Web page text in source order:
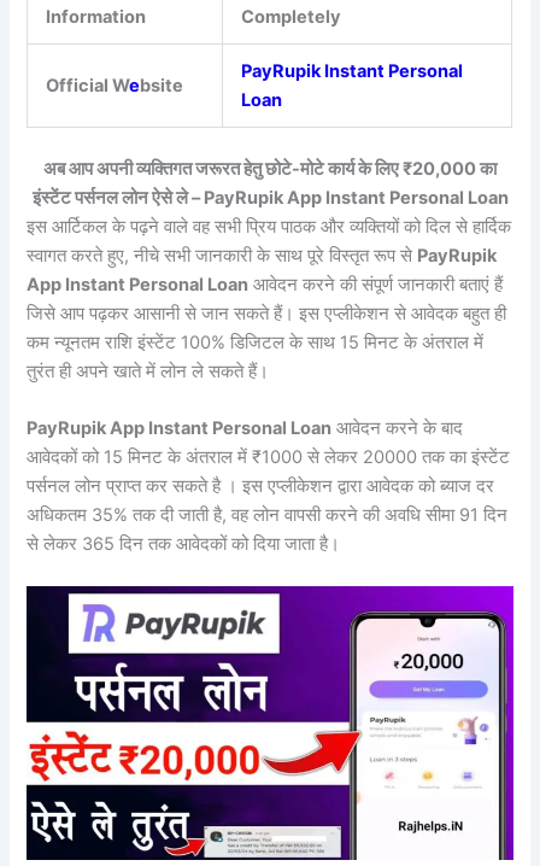
Information
Completely
Official Website
PayRupik Instant Personal
Loan
अब आप अपनी व्यक्तिगत जरूरत हेतु छोटे-मोटे कार्य के लिए ₹20,000 का
इंस्टेंट पर्सनल लोन ऐसे ले – PayRupik App Instant Personal Loan
इस आर्टिकल के पढ़ने वाले वह सभी प्रिय पाठक और व्यक्तियों को दिल से हार्दिक
स्वागत करते हुए, नीचे सभी जानकारी के साथ पूरे विस्तृत रूप से PayRupik
App Instant Personal Loan आवेदन करने की संपूर्ण जानकारी बताएं हैं
जिसे आप पढ़कर आसानी से जान सकते हैं। इस एप्लीकेशन से आवेदक बहुत ही
कम न्यूनतम राशि इंस्टेंट 100% डिजिटल के साथ 15 मिनट के अंतराल में
तुरंत ही अपने खाते में लोन ले सकते हैं।
PayRupik App Instant Personal Loan आवेदन करने के बाद
आवेदकों को 15 मिनट के अंतराल में ₹1000 से लेकर 20000 तक का इंस्टेंट
पर्सनल लोन प्राप्त कर सकते है । इस एप्लीकेशन द्वारा आवेदक को ब्याज दर
अधिकतम 35% तक दी जाती है, वह लोन वापसी करने की अवधि सीमा 91 दिन
से लेकर 365 दिन तक आवेदकों को दिया जाता है।